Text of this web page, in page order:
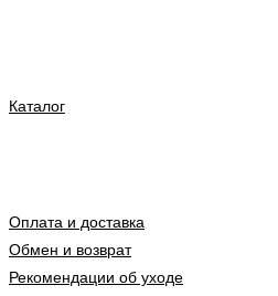
Каталог
Оплата и доставка
Обмен и возврат
Рекомендации об уходе